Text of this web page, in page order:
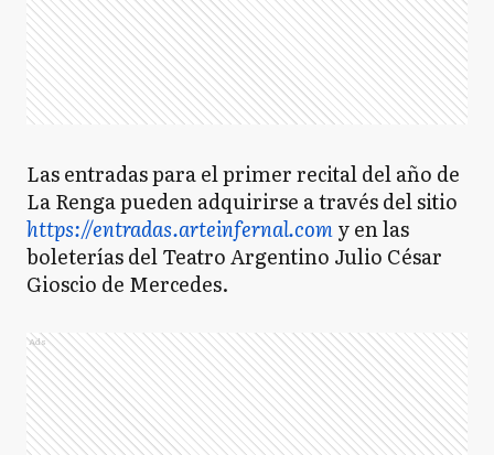
Las entradas para el primer recital del año de
La Renga pueden adquirirse a través del sitio
https://entradas.arteinfernal.comy en las
boleterías del Teatro Argentino Julio César
Gioscio de Mercedes.
Ads